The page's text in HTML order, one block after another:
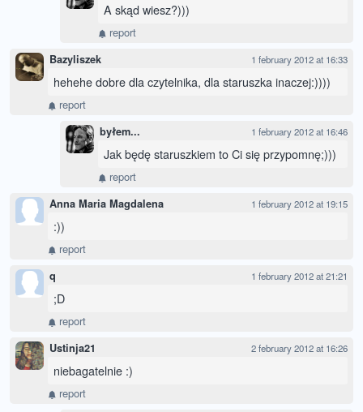
A skąd wiesz?)))
report
Bazyliszek 1 february 2012 at 16:33
hehehe dobre dla czytelnika, dla staruszka inaczej:))))
report
byłem... 1 february 2012 at 16:46
Jak będę staruszkiem to Ci się przypomnę;)))
report
Anna Maria Magdalena 1 february 2012 at 19:15
:))
report
q 1 february 2012 at 21:21
;D
report
Ustinja21 2 february 2012 at 16:26
niebagatelnie :)
report